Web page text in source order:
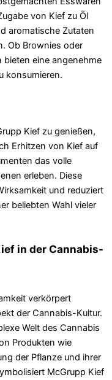
von Kief zu Öl
aromatische Zutaten
Ob Brownies oder
bieten eine angenehme
konsumieren.
Kief zu genießen,
Erhitzen von Kief auf
das volle
erleben. Diese
und reduziert
beliebten Wahl vieler
in der Cannabis-
verkörpert
der Cannabis-Kultur.
Welt des Cannabis
Produkten wie
der Pflanze und ihrer
McGrupp Kief